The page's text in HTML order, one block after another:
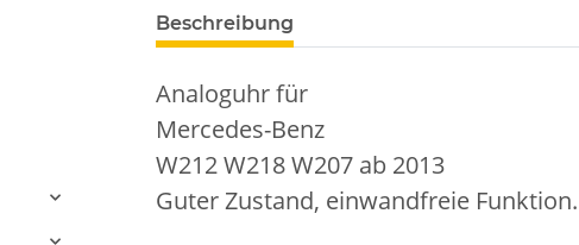
Beschreibung
Analoguhr für
Mercedes-Benz
W212 W218 W207 ab 2013
Guter Zustand, einwandfreie Funktion.